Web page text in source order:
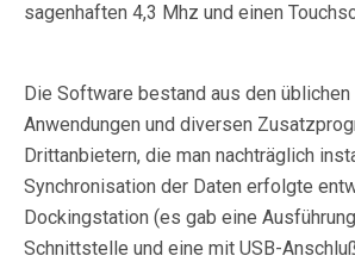
sagenhaften 4,3 Mhz und einen
Die Software bestand aus den
Anwendungen und diversen
Drittanbietern, die man nachträglich
Synchronisation der Daten erfolgte
Dockingstation (es gab eine
Schnittstelle und eine mit USB-